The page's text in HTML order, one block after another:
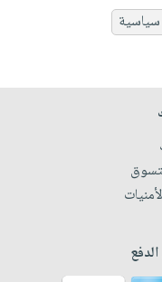
سياسية